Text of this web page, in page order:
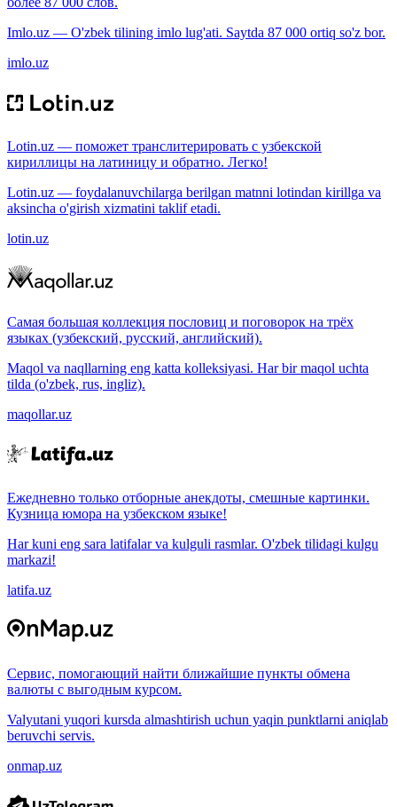
Imlo.uz — O'zbek tilining imlo lug'ati. Saytda 87 000 ortiq so'z bor.
imlo.uz
Lotin.uz — поможет транслитерировать с узбекской
кириллицы на латиницу и обратно. Легко!
Lotin.uz — foydalanuvchilarga berilgan matnni lotindan kirillga va
aksincha o'girish xizmatini taklif etadi.
lotin.uz
Самая большая коллекция пословиц и поговорок на трёх
языках (узбекский, русский, английский).
Maqol va naqllarning eng katta kolleksiyasi. Har bir maqol uchta
tilda (o'zbek, rus, ingliz).
maqollar.uz
Ежедневно только отборные анекдоты, смешные картинки.
Кузница юмора на узбекском языке!
Har kuni eng sara latifalar va kulguli rasmlar. O'zbek tilidagi kulgu
markazi!
latifa.uz
Сервис, помогающий найти ближайшие пункты обмена
валюты с выгодным курсом.
Valyutani yuqori kursda almashtirish uchun yaqin punktlarni aniqlab
beruvchi servis.
onmap.uz